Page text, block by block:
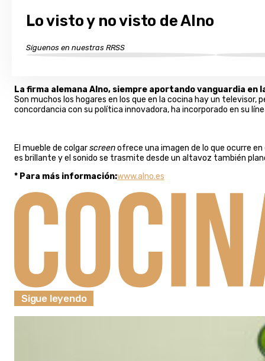
Lo visto y no visto de Alno
Síguenos en nuestras RRSS
La firma alemana Alno, siempre aportando vanguardia
Son muchos los hogares en los que en la cocina hay un
concordancia con su política innovadora, ha incorporado en su
El mueble de colgarscreenofrece una imagen de lo que ocurre
es brillante y el sonido se trasmite desde un altavoz también
* Para más información:www.alno.es
Sigue leyendo